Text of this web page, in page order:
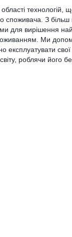
технологій,
споживача. З більш
для вирішення
Ми
експлуатувати
роблячи його